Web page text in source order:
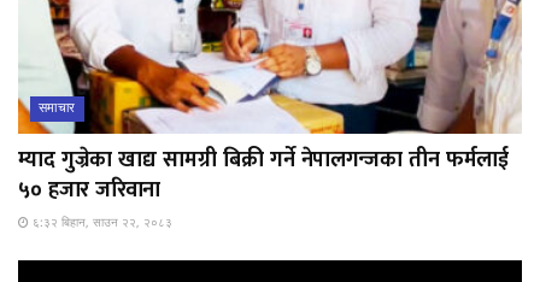
समाचार
म्याद गुज्रेका खाद्य सामग्री बिक्री गर्ने नेपालगन्जका तीन फर्मलाई
५० हजार जरिवाना
६:३२ बिहान, साउन २२, २०८३